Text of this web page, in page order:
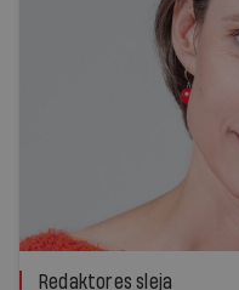
Redaktores sleja